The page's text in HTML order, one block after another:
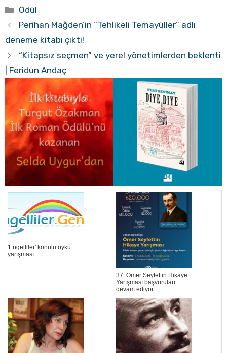
Kategoriler
Ödül
Perihan Mağden’in “Tehlikeli Temayüller” adlı
deneme kitabı çıktı!
“Kitapsız seçmen” ve yerel yönetimlerden beklenti
| Feridun Andaç
'Engelliler' konulu öykü
yarışması
37. Ömer Seyfettin Hikaye
Yarışması başvuruları
devam ediyor